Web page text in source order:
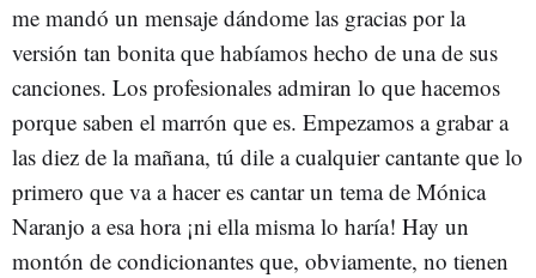
me mandó un mensaje dándome las gracias por la
versión tan bonita que habíamos hecho de una de sus
canciones. Los profesionales admiran lo que hacemos
porque saben el marrón que es. Empezamos a grabar a
las diez de la mañana, tú dile a cualquier cantante que lo
primero que va a hacer es cantar un tema de Mónica
Naranjo a esa hora ¡ni ella misma lo haría! Hay un
montón de condicionantes que, obviamente, no tienen